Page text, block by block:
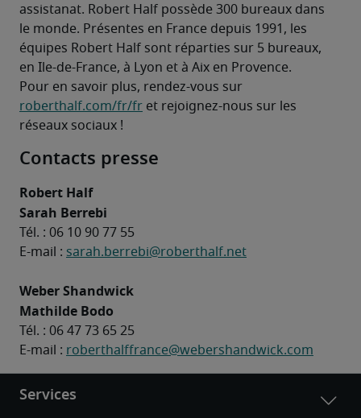
assistanat. Robert Half possède 300 bureaux dans
le monde. Présentes en France depuis 1991, les
équipes Robert Half sont réparties sur 5 bureaux,
en Ile-de-France, à Lyon et à Aix en Provence.
roberthalf.com/fr/fr et rejoignez-nous sur les
réseaux sociaux !
Contacts presse
Robert Half
Sarah Berrebi
Tél. : 06 10 90 77 55
E-mail : sarah.berrebi@roberthalf.net
Weber Shandwick
Mathilde Bodo
Tél. : 06 47 73 65 25
E-mail : roberthalffrance@webershandwick.com